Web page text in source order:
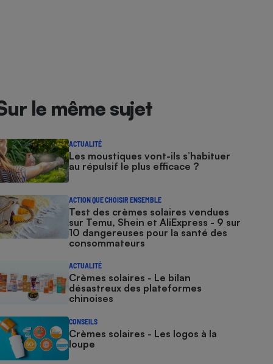
le même sujet
ACTUALITÉ
Les moustiques vont-ils s’habituer
au répulsif le plus efficace ?
ACTION QUE CHOISIR ENSEMBLE
Test des crèmes solaires vendues
sur Temu, Shein et AliExpress - 9 sur
10 dangereuses pour la santé des
consommateurs
ACTUALITÉ
Crèmes solaires - Le bilan
désastreux des plateformes
chinoises
CONSEILS
Crèmes solaires - Les logos à la
loupe